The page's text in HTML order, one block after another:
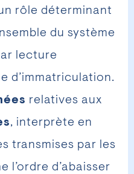
rôle déterminant
du système
lecture
d’immatriculation.
relatives aux
, interprète en
transmises par les
l’ordre d’abaisser